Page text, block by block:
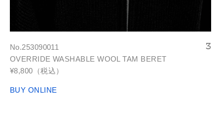
No.253090011
OVERRIDE WASHABLE WOOL TAM BERET
¥8,800（税込）
BUY ONLINE